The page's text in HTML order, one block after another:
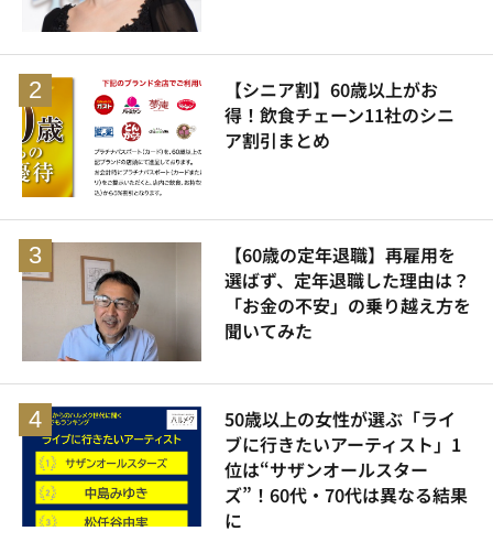
【シニア割】60歳以上がお
得！飲食チェーン11社のシニ
ア割引まとめ
【60歳の定年退職】再雇用を
選ばず、定年退職した理由は？
「お金の不安」の乗り越え方を
聞いてみた
50歳以上の女性が選ぶ「ライ
ブに行きたいアーティスト」1
位は“サザンオールスター
ズ”！60代・70代は異なる結果
に